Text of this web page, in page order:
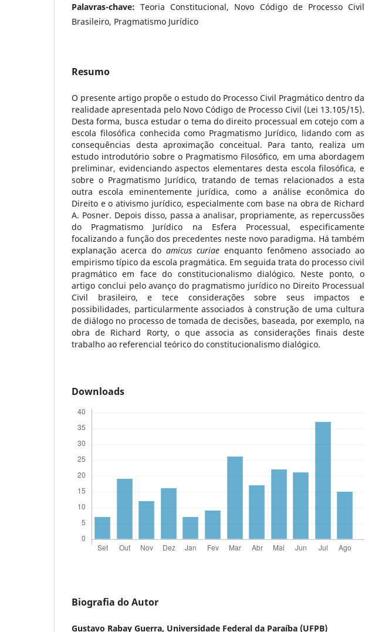
Palavras-chave:Teoria Constitucional, Novo Código de Processo Civil
Brasileiro, Pragmatismo Jurídico
Resumo
O presente artigo propõe o estudo do Processo Civil Pragmático dentro da
realidade apresentada pelo Novo Código de Processo Civil (Lei 13.105/15).
Desta forma, busca estudar o tema do direito processual em cotejo com a
escola filosófica conhecida como Pragmatismo Jurídico, lidando com as
consequências desta aproximação conceitual. Para tanto, realiza um
estudo introdutório sobre o Pragmatismo Filosófico, em uma abordagem
preliminar, evidenciando aspectos elementares desta escola filosófica, e
sobre o Pragmatismo Jurídico, tratando de temas relacionados a esta
outra escola eminentemente jurídica, como a análise econômica do
Direito e o ativismo jurídico, especialmente com base na obra de Richard
A. Posner. Depois disso, passa a analisar, propriamente, as repercussões
do Pragmatismo Jurídico na Esfera Processual, especificamente
focalizando a função dos precedentes neste novo paradigma. Há também
explanação acerca do amicus curiae enquanto fenômeno associado ao
empirismo típico da escola pragmática. Em seguida trata do processo civil
pragmático em face do constitucionalismo dialógico. Neste ponto, o
artigo conclui pelo avanço do pragmatismo jurídico no Direito Processual
Civil brasileiro, e tece considerações sobre seus impactos e
possibilidades, particularmente associados à construção de uma cultura
de diálogo no processo de tomada de decisões, baseada, por exemplo, na
obra de Richard Rorty, o que associa as considerações finais deste
trabalho ao referencial teórico do constitucionalismo dialógico.
Downloads
Biografia do Autor
Gustavo Rabay Guerra, Universidade Federal da Paraíba (UFPB)